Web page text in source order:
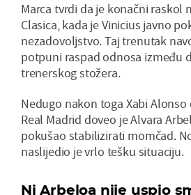
Marca tvrdi da je konačni raskol
Clasica, kada je Vinicius javno
nezadovoljstvo. Taj trenutak
potpuni raspad odnosa između
trenerskog stožera.
Nedugo nakon toga Xabi
Real Madrid doveo je Alvara
pokušao stabilizirati momčad.
naslijedio je vrlo tešku situaciju.
Ni Arbeloa nije uspio